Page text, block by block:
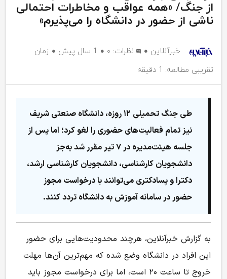
از جنگ/ «همه عواقب و مخاطرات احتمالی
ناشی از حضور در دانشگاه را می‌پذیرم»
خبرآنلاین نظرات: ۰ 1 سال پیش
زمان
تقریبی مطالعه: 1 دقیقه
طی جنگ تحمیلی ۱۲ روزه، دانشگاه صنعتی شریف
نیز تمام فعالیت‌های حضوری را لغو کرد؛ اما پس از
جلسه هیئت‌مدیره در ۷ تیر مقرر شد به‌جز
دانشجویان کارشناسی، دانشجویان کارشناسی ارشد،
دکترا و پسادکتری می‌توانند با درخواست مجوز
حضور در سامانه آموزش به دانشگاه تردد کنند.
به گزارش خبرآنلاین، هرچند محدودیت‌هایی برای حضور
این افراد در دانشگاه وضع شده که مهم‌ترین آن‌ها مهلت
خروج تا ساعت ۲۰ است، اما برای درخواست مجوز باید